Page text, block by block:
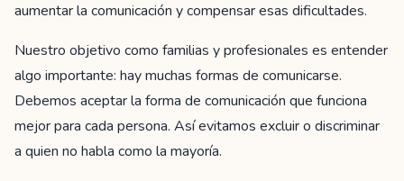
aumentar la comunicación y compensar esas dificultades.
Nuestro objetivo como familias y profesionales es entender
algo importante: hay muchas formas de comunicarse.
Debemos aceptar la forma de comunicación que funciona
mejor para cada persona. Así evitamos excluir o discriminar
a quien no habla como la mayoría.